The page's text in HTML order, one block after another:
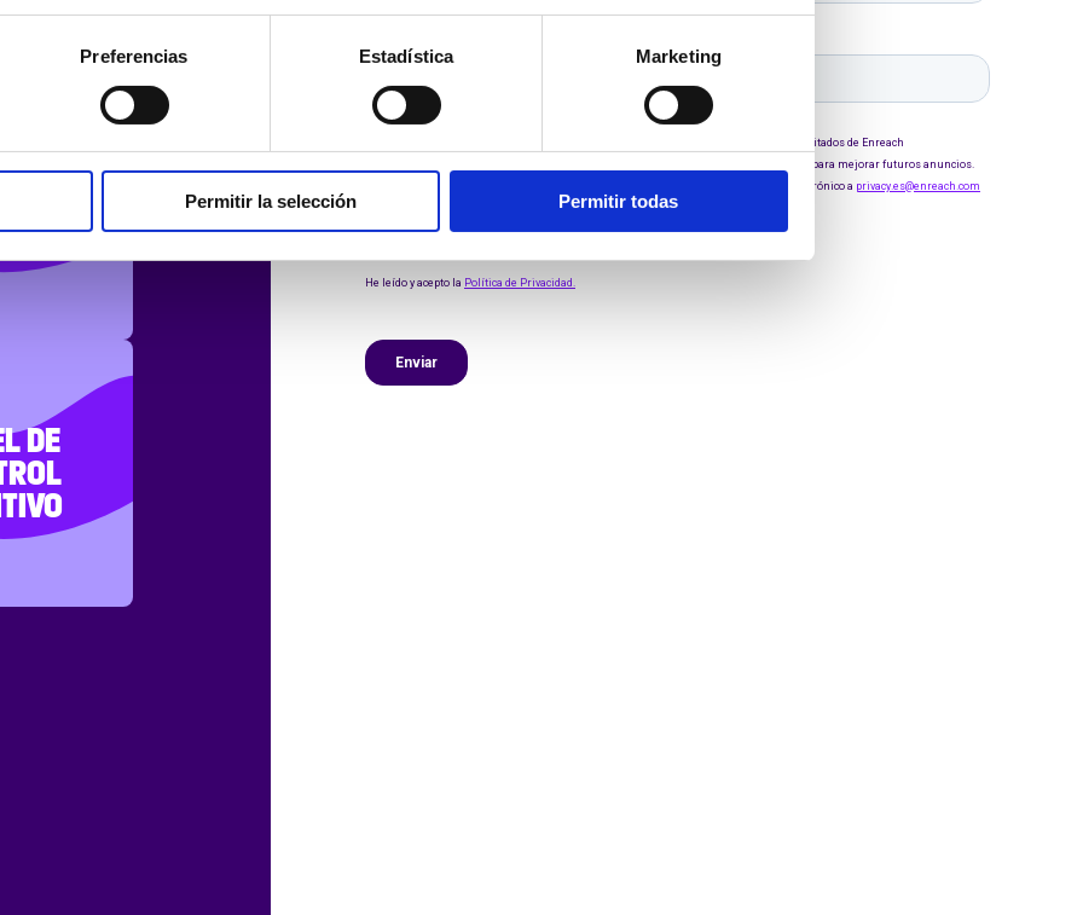
Preferencias Estadística Marketing
Permitir la selección Permitir todas
DE
DE